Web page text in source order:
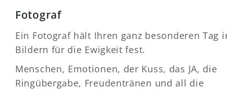
Fotograf
Ein Fotograf hält Ihren ganz besonderen Tag
Bildern für die Ewigkeit fest.
Menschen, Emotionen, der Kuss, das JA, die
Ringübergabe, Freudentränen und all die